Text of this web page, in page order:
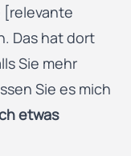
[relevante
Das hat dort
Sie mehr
Sie es mich
etwas